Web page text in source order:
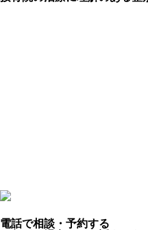
電話で相談・予約する